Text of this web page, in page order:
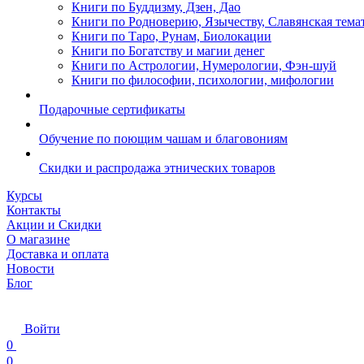
Книги по Буддизму, Дзен, Дао
Книги по Родноверию, Язычеству, Славянская
Книги по Таро, Рунам, Биолокации
Книги по Богатству и магии денег
Книги по Астрологии, Нумерологии, Фэн-шуй
Книги по философии, психологии, мифологии
Подарочные сертификаты
Обучение по поющим чашам и благовониям
Скидки и распродажа этнических товаров
Курсы
Контакты
Акции и Скидки
О магазине
Доставка и оплата
Новости
Блог
Войти
0
0